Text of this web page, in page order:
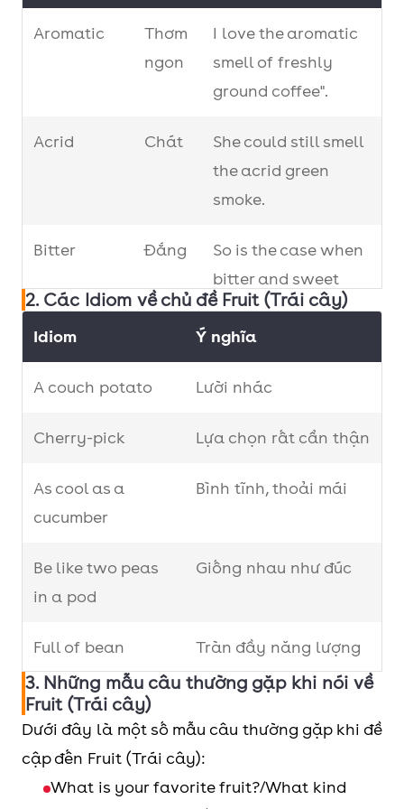
Sweet
/ˌswiːt pə
ˈteɪ.təʊ/
Khoai
lang
Aromatic
Thơm
ngon
I love the aromatic
smell of freshly
ground coffee".
Acrid Chát
She could still smell
the acrid green
smoke.
Bitter Đắng
So is the case when
bitter and sweet
flavors merge.
Bittersweet
Vừa
ngọt
Climbing
bittersweet is a
vine that climbs
Bland
bland.
ngon
miệng
baked brown bread.
Highly-
seasoned
Đậm
vị
seasoning – the
2. Các Idiom về chủ đề Fruit (Trái cây)
Idiom Ý nghĩa
A couch potato Lười nhác
Cherry-pick Lựa chọn rất cẩn thận
As cool as a
cucumber
Bình tĩnh, thoải mái
Be like two peas
in a pod
Giống nhau như đúc
Full of bean Tràn đầy năng lượng
Life is a bowl of
cherries
Cuộc sống sung túc, dễ
dàng
Trở nên phấn khích
3. Những mẫu câu thường gặp khi nói về
Fruit (Trái cây)
Dưới đây là một số mẫu câu thường gặp khi đề
cập đến Fruit (Trái cây):
What is your favorite fruit?/What kind